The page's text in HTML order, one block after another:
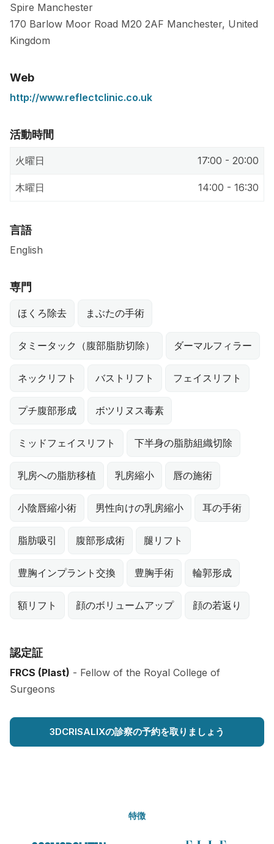
Spire Manchester
170 Barlow Moor Road M20 2AF Manchester, United
Kingdom
Web
http://www.reflectclinic.co.uk
活動時間
火曜日 17:00 - 20:00
木曜日 14:00 - 16:30
言語
English
専門
ほくろ除去 まぶたの手術
タミータック（腹部脂肪切除） ダーマルフィラー
ネックリフト バストリフト フェイスリフト
プチ腹部形成 ボツリヌス毒素
ミッドフェイスリフト 下半身の脂肪組織切除
乳房への脂肪移植 乳房縮小 唇の施術
小陰唇縮小術 男性向けの乳房縮小 耳の手術
脂肪吸引 腹部形成術 腿リフト
豊胸インプラント交換 豊胸手術 輪郭形成
額リフト 顔のボリュームアップ 顔の若返り
認定証
FRCS (Plast) - Fellow of the Royal College of
Surgeons
3DCRISALIXの診察の予約を取りましょう
特徴